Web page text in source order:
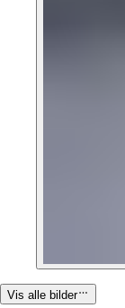
Vis alle bilder